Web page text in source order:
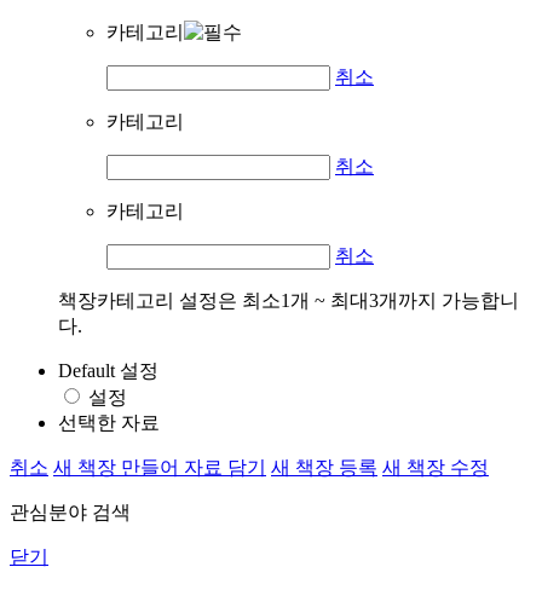
카테고리
취소
카테고리
취소
카테고리
취소
책장카테고리 설정은 최소1개 ~ 최대3개까지 가능합니
다.
Default 설정
설정
선택한 자료
취소 새 책장 만들어 자료 담기 새 책장 등록 새 책장 수정
관심분야 검색
닫기